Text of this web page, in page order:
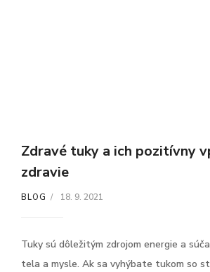
BLOG 18. 9. 2021
Zdravé tuky a ich pozitívny
zdravie
Tuky sú dôležitým zdrojom energie a
tela a mysle. Ak sa vyhýbate tukom so